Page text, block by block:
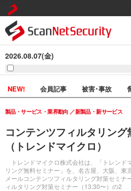
2026.08.07(金)
NEW! 会員記事 被害･事故
コンテンツフィルタリン
（トレンドマイクロ）
トレンドマイクロ株式会社は、「トレンド
リング無料セミナー」を、名古屋、大阪、東
メールコンテンツフィルタリング対策セミ
ィルタリング対策セミナー（13:30〜）の2
製品・サービス・業界動向 新製品・新サービス